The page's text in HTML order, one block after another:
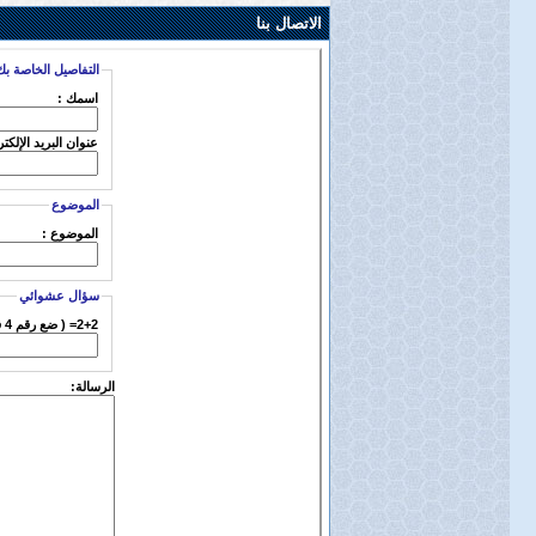
الاتصال بنا
التفاصيل الخاصة
اسمك :
عنوان البريد
الموضوع
الموضوع :
سؤال عشوائي
2+2= ( ضع رقم 4 في المستطيل )
الرسالة: